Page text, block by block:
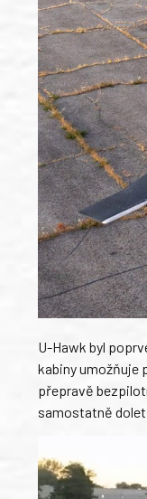
U-Hawk byl
kabiny umožňuje
přepravě
samostatně